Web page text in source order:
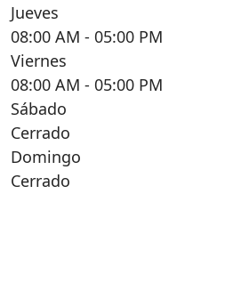
Jueves
08:00 AM - 05:00 PM
Viernes
08:00 AM - 05:00 PM
Sábado
Cerrado
Domingo
Cerrado